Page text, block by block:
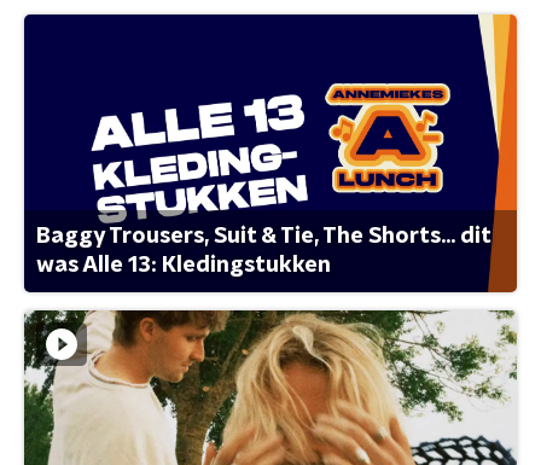
Baggy Trousers, Suit & Tie, The Shorts... dit
was Alle 13: Kledingstukken